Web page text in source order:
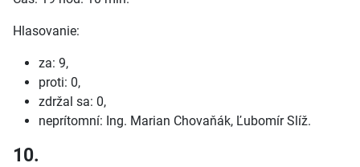
Hlasovanie:
za: 9,
proti: 0,
zdržal sa: 0,
neprítomní: Ing. Marian Chovaňák, Ľubomír Slíž.
10.